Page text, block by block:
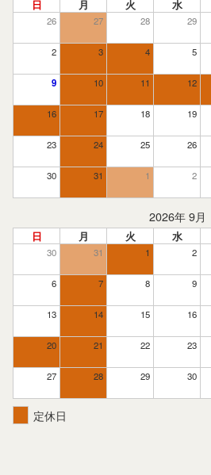
日 月 火 水
26 27 28 29
2 3 4 5
9 10 11 12
16 17 18 19
23 24 25 26
30 31 1 2
2026年 9月
日 月 火 水
30 31 1 2
6 7 8 9
13 14 15 16
20 21 22 23
27 28 29 30
定休日